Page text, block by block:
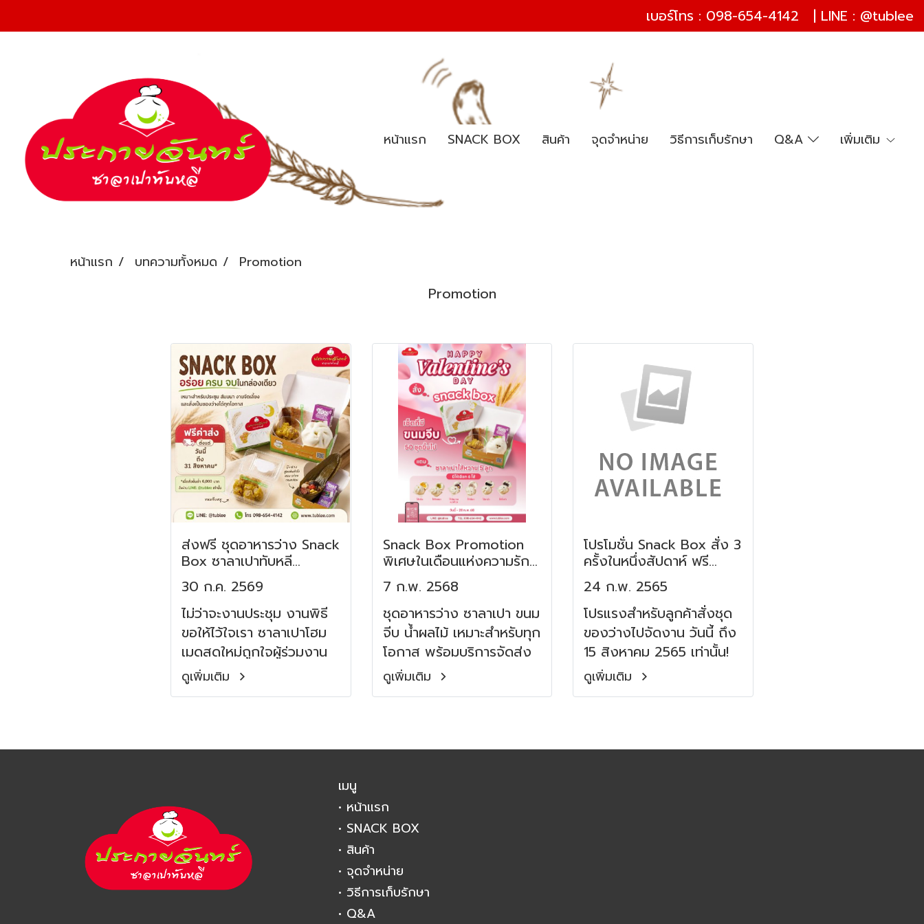
เบอร์โทร : 098-654-4142 | LINE : @tublee
หน้าแรก SNACK BOX สินค้า จุดจำหน่าย วิธีการเก็บรักษา Q&A เพิ่มเติม
หน้าแรก บทความทั้งหมด Promotion
Promotion
ส่งฟรี ชุดอาหารว่าง Snack
Box ซาลาเปาทับหลี
ประกายจันทร์
30 ก.ค. 2569
ไม่ว่าจะงานประชุม งานพิธี
ขอให้ไว้ใจเรา ซาลาเปาโฮม
เมดสดใหม่ถูกใจผู้ร่วมงาน
ดูเพิ่มเติม
Snack Box Promotion
พิเศษในเดือนแห่งความรักที่
ซาลาเปาทับหลี ประกาย
จันทร์
7 ก.พ. 2568
ชุดอาหารว่าง ซาลาเปา ขนม
จีบ น้ำผลไม้ เหมาะสำหรับทุก
โอกาส พร้อมบริการจัดส่ง
ไม่มีขั้นต่ำ
ดูเพิ่มเติม
โปรโมชั่น Snack Box สั่ง 3
ครั้งในหนึ่งสัปดาห์ ฟรี
ซาลาเปากล่องใหญ่ ทันที !
24 ก.พ. 2565
โปรแรงสำหรับลูกค้าสั่งชุด
ของว่างไปจัดงาน วันนี้ ถึง
15 สิงหาคม 2565 เท่านั้น!
ดูเพิ่มเติม
เมนู
• หน้าแรก
• SNACK BOX
• สินค้า
• จุดจำหน่าย
• วิธีการเก็บรักษา
• Q&A